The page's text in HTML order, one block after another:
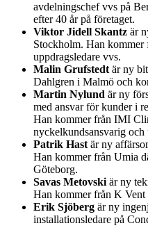
avdelningschef vvs på
efter 40 år på företaget.
Viktor Jidell Skantz är
Stockholm. Han kommer
uppdragsledare vvs.
Malin Grufstedt är ny
Dahlgren i Malmö och
Martin Nylund är ny
med ansvar för kunder i
Han kommer från IMI
nyckelkundsansvarig och
Patrik Hast är ny
Han kommer från Umia
Göteborg.
Savas Metovski är ny
Han kommer från K
Erik Sjöberg är ny
installationsledare på